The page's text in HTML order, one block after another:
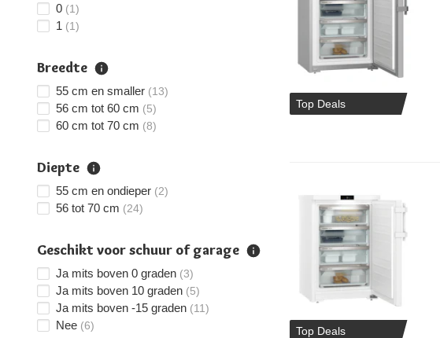
Top Deals
Top Deals
0 (1)
1 (1)
Breedte
55 cm en smaller (13)
56 cm tot 60 cm (5)
60 cm tot 70 cm (8)
Diepte
55 cm en ondieper (2)
56 tot 70 cm (24)
Geschikt voor schuur of garage
Ja mits boven 0 graden (3)
Ja mits boven 10 graden (5)
Ja mits boven -15 graden (11)
Nee (6)